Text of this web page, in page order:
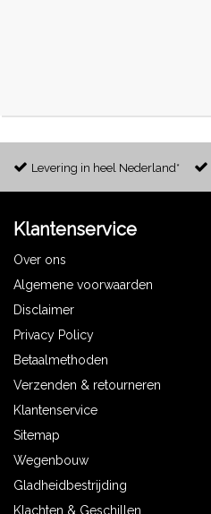
Levering in heel Nederland*
Klantenservice
Over ons
Algemene voorwaarden
Disclaimer
Privacy Policy
Betaalmethoden
Verzenden & retourneren
Klantenservice
Sitemap
Wegenbouw
Gladheidbestrijding
Klachten & Geschillen